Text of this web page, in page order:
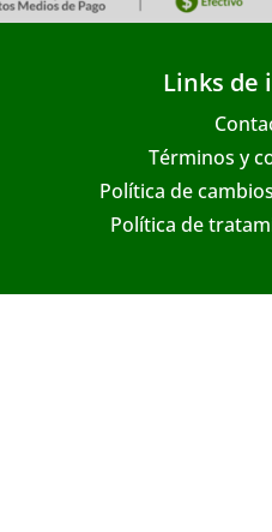
Links de
Términos y
Política de
Política de